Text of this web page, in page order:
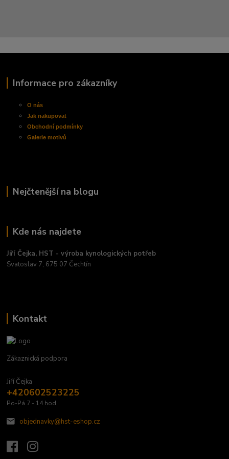
Informace pro zákazníky
O nás
Jak nakupovat
Obchodnípodmínky
Galerie motivů
Nejčtenější na blogu
Kde nás najdete
Jiří Čejka, HST - výroba kynologických potřeb
Svatoslav 7, 675 07 Čechtín
Kontakt
Zákaznická podpora
Jiří Čejka
+420602523225
Po-Pá 7 - 14 hod.
objednavky@hst-eshop.cz